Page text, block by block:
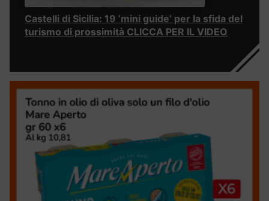
Castelli di Sicilia: 19 ‘mini guide’ per la sfida del
turismo di prossimità CLICCA PER IL VIDEO